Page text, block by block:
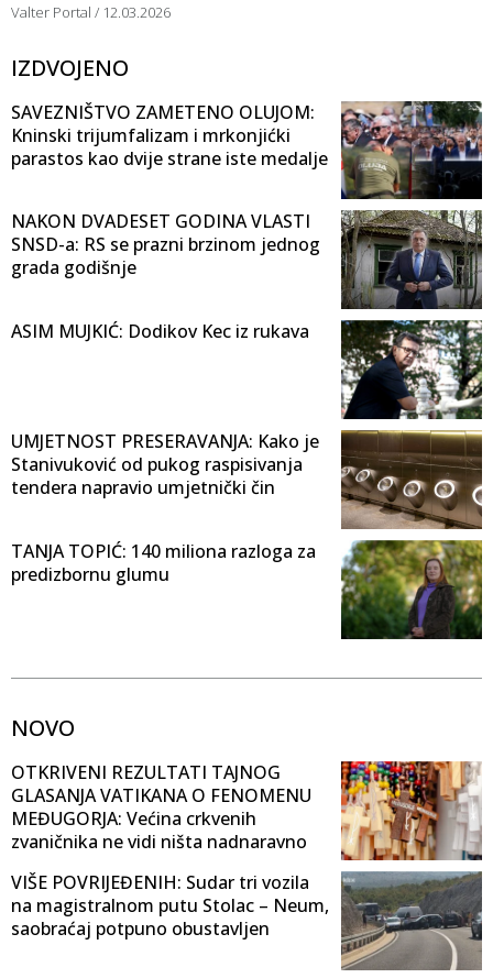
Valter Portal 12.03.2026
IZDVOJENO
SAVEZNIŠTVO ZAMETENO OLUJOM:
Kninski trijumfalizam i mrkonjićki
parastos kao dvije strane iste medalje
NAKON DVADESET GODINA VLASTI
SNSD-a: RS se prazni brzinom jednog
grada godišnje
ASIM MUJKIĆ: Dodikov Kec iz rukava
UMJETNOST PRESERAVANJA: Kako je
Stanivuković od pukog raspisivanja
tendera napravio umjetnički čin
TANJA TOPIĆ: 140 miliona razloga za
predizbornu glumu
NOVO
OTKRIVENI REZULTATI TAJNOG
GLASANJA VATIKANA O FENOMENU
MEĐUGORJA: Većina crkvenih
zvaničnika ne vidi ništa nadnaravno
VIŠE POVRIJEĐENIH: Sudar tri vozila
na magistralnom putu Stolac – Neum,
saobraćaj potpuno obustavljen